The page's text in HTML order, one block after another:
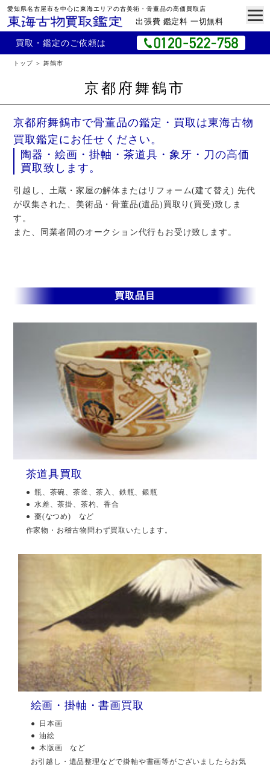
愛知県名古屋市を中心に東海エリアの古美術・骨董品の高価買取店
出張費 鑑定料 一切無料
買取・鑑定のご依頼は
トップ 舞鶴市
京都府舞鶴市
京都府舞鶴市で骨董品の鑑定・買取は東海古物
買取鑑定にお任せください。
陶器・絵画・掛軸・茶道具・象牙・刀の高価
買取致します。
引越し、土蔵・家屋の解体またはリフォーム(建て替え) 先代
が収集された、美術品・骨董品(遺品)買取り(買受)致しま
す。
また、同業者間のオークション代行もお受け致します。
買取品目
茶道具買取
瓶、茶碗、茶釜、茶入、鉄瓶、銀瓶
水差、茶掛、茶杓、香合
棗(なつめ) など
作家物・お稽古物問わず買取いたします。
絵画・掛軸・書画買取
日本画
油絵
木版画 など
お引越し・遺品整理などで掛軸や書画等がございましたらお気